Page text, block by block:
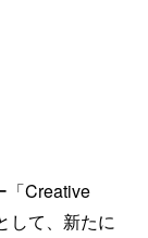
「Creative
して、新たに